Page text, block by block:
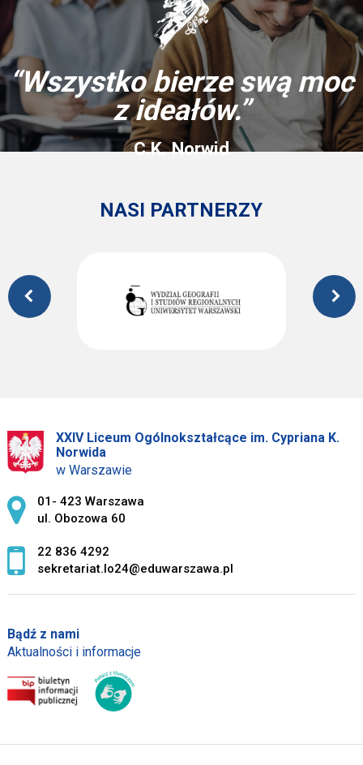
“Wszystko bierze swą moc
z ideałów.”
C.K. Norwid
NASI PARTNERZY
XXIV Liceum Ogólnokształcące im. Cypriana K.
Norwida
w Warszawie
Adres pocztowy:
01- 423 Warszawa
ul. Obozowa 60
22 836 4292
sekretariat.lo24@eduwarszawa.pl
Bądź z nami
Aktualności i informacje